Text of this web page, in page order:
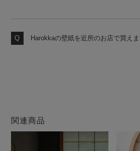
で、品質の劣化がなく安心してお使
Harokkaの壁紙を近所のお店で買えま
関連商品